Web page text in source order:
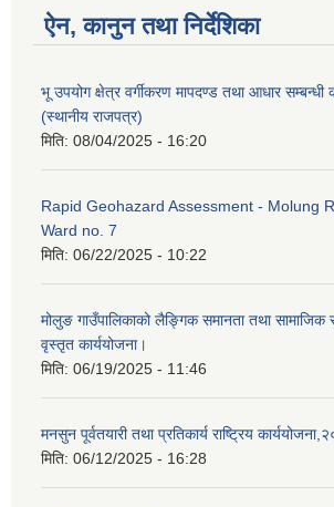
ऐन, कानुन तथा निर्देशिका
भू उपयोग क्षेत्र वर्गीकरण मापदण्ड तथा आधार सम्बन्धी
(स्थानीय राजपत्र)
मिति: 08/04/2025 - 16:20
Rapid Geohazard Assessment - Molung
Ward no. 7
मिति: 06/22/2025 - 10:22
मोलुङ गाउँपालिकाको लैङ्गिक समानता तथा सामाजिक
वृस्तृत कार्ययोजना।
मिति: 06/19/2025 - 11:46
मनसुन पूर्वतयारी तथा प्रतिकार्य राष्ट्रिय
मिति: 06/12/2025 - 16:28